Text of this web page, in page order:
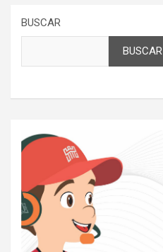
BUSCAR
BUSCAR